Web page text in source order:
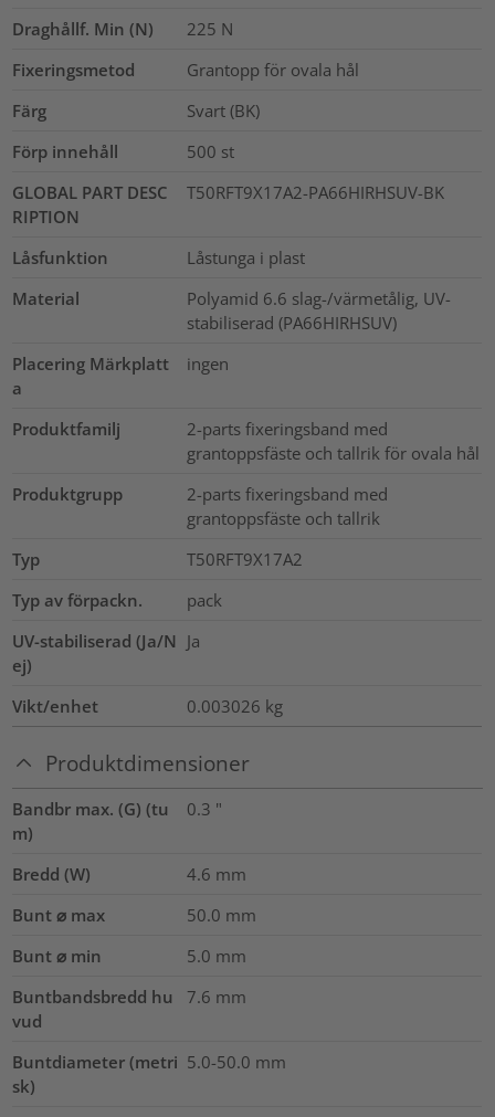
Draghållf. Min (N)
225 N
Fixeringsmetod
Grantopp för ovala hål
Färg
Svart (BK)
Förp innehåll
500 st
GLOBAL PART DESC
RIPTION
T50RFT9X17A2-PA66HIRHSUV-BK
Låsfunktion
Låstunga i plast
Material
Polyamid 6.6 slag-/värmetålig, UV-
stabiliserad (PA66HIRHSUV)
Placering Märkplatt
a
ingen
Produktfamilj
2-parts fixeringsband med
grantoppsfäste och tallrik för ovala hål
Produktgrupp
2-parts fixeringsband med
grantoppsfäste och tallrik
Typ
T50RFT9X17A2
Typ av förpackn.
pack
UV-stabiliserad (Ja/N
ej)
Ja
Vikt/enhet 0.003026 kg
Produktdimensioner
Bandbr max. (G) (tu
m)
0.3 "
Bredd (W) 4.6 mm
Bunt ⌀ max
50.0 mm
Bunt ⌀ min
5.0 mm
Buntbandsbredd hu
vud
7.6 mm
Buntdiameter (metri
sk)
5.0-50.0 mm